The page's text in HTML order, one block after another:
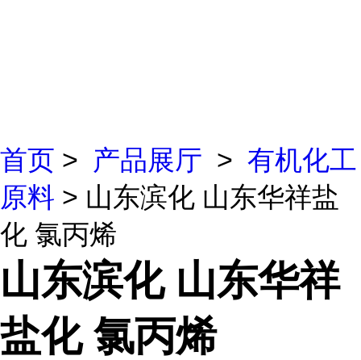
首页 > 产品展厅 > 有机化工
原料 > 山东滨化 山东华祥盐
化 氯丙烯
山东滨化 山东华祥
盐化 氯丙烯